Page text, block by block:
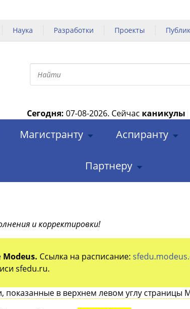
Наука Разработки Проекты
Сегодня: 07-08-2026. Сейчас каникулы
Магистранту Аспиранту
Партнеру
и корректировки!
Modeus. Ссылка на расписание:
sfedu.ru.
показанные в верхнем левом углу страницы